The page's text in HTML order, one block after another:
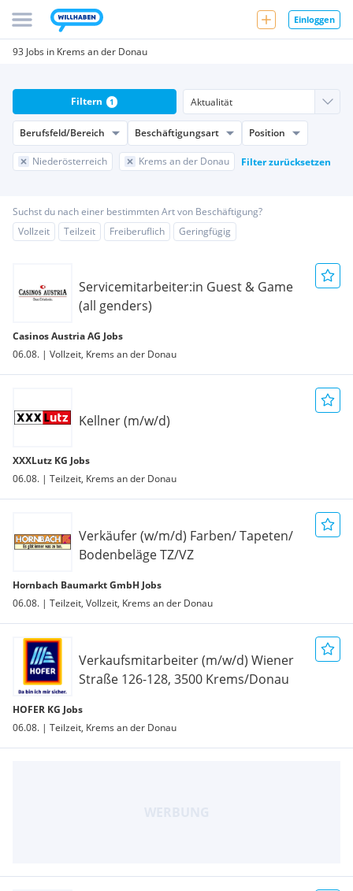
Einloggen
93 Jobs in Krems an der Donau
Filtern 1
Berufsfeld/Bereich Beschäftigungsart Position
Niederösterreich Krems an der Donau Filter zurücksetzen
Suchst du nach einer bestimmten Art von Beschäftigung?
Vollzeit
Teilzeit Freiberuflich Geringfügig
Servicemitarbeiter:in Guest & Game
(all genders)
Casinos Austria AG Jobs
06.08. | Vollzeit, Krems an der Donau
Kellner (m/w/d)
XXXLutz KG Jobs
06.08. | Teilzeit, Krems an der Donau
Verkäufer (w/m/d) Farben/ Tapeten/
Bodenbeläge TZ/VZ
Hornbach Baumarkt GmbH Jobs
06.08. | Teilzeit, Vollzeit, Krems an der Donau
Verkaufsmitarbeiter (m/w/d) Wiener
Straße 126-128, 3500 Krems/Donau
HOFER KG Jobs
06.08. | Teilzeit, Krems an der Donau